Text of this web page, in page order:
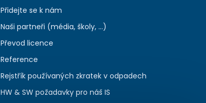
Přidejte se k nám
Naši partneři (média, školy, ...)
Převod licence
Reference
Rejstřík používaných zkratek v odpadech
HW & SW požadavky pro náš IS